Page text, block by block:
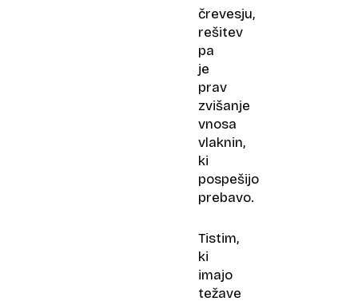
črevesju,
rešitev
pa
je
prav
zvišanje
vnosa
vlaknin,
ki
pospešijo
prebavo.
Tistim,
ki
imajo
težave